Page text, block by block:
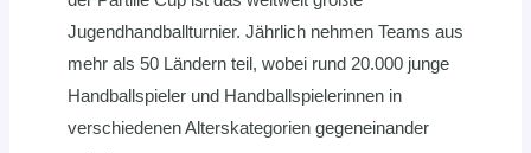
Jugendhandballturnier. Jährlich nehmen Teams aus
mehr als 50 Ländern teil, wobei rund 20.000 junge
Handballspieler und Handballspielerinnen in
verschiedenen Alterskategorien gegeneinander